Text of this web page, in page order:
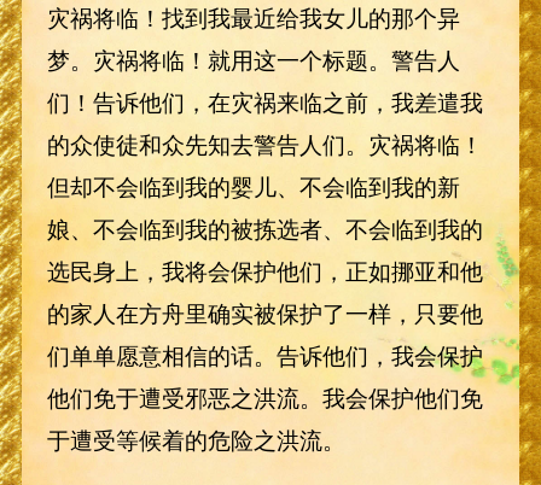
灾祸将临！找到我最近给我女儿的那个异
梦。灾祸将临！就用这一个标题。警告人
们！告诉他们，在灾祸来临之前，我差遣我
的众使徒和众先知去警告人们。灾祸将临！
但却不会临到我的婴儿、不会临到我的新
娘、不会临到我的被拣选者、不会临到我的
选民身上，我将会保护他们，正如挪亚和他
的家人在方舟里确实被保护了一样，只要他
们单单愿意相信的话。告诉他们，我会保护
他们免于遭受邪恶之洪流。我会保护他们免
于遭受等候着的危险之洪流。